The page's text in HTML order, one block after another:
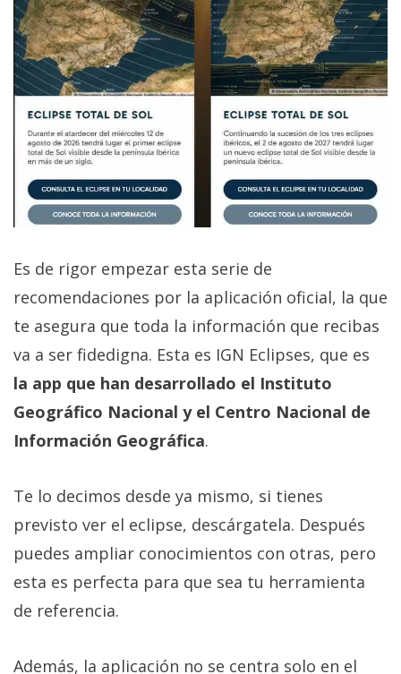
Es de rigor empezar esta serie de
recomendaciones por la aplicación oficial, la que
te asegura que toda la información que recibas
va a ser fidedigna. Esta es IGN Eclipses, que es
la app que han desarrollado el Instituto
Geográfico Nacional y el Centro Nacional de
Información Geográfica.
Te lo decimos desde ya mismo, si tienes
previsto ver el eclipse, descárgatela. Después
puedes ampliar conocimientos con otras, pero
esta es perfecta para que sea tu herramienta
de referencia.
Además, la aplicación no se centra solo en el